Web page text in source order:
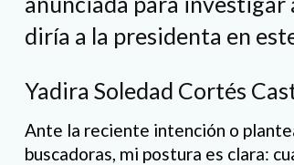
diría a la presidenta en
Yadira Soledad Cortés
Ante la reciente intención o
buscadoras, mi postura es clara: